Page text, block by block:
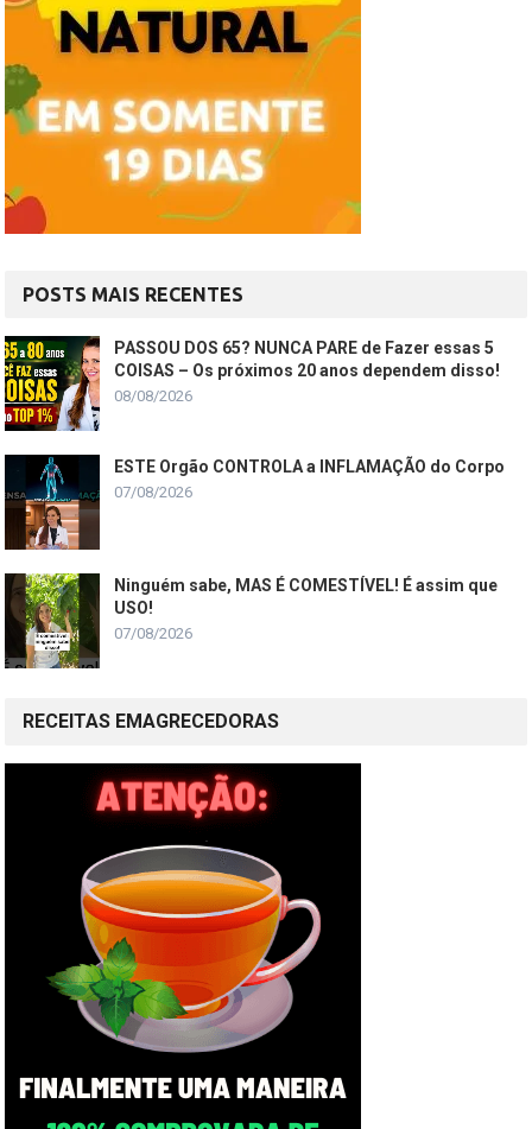
POSTS MAIS RECENTES
PASSOU DOS 65? NUNCA PARE de Fazer essas 5
COISAS – Os próximos 20 anos dependem disso!
08/08/2026
ESTE Orgão CONTROLA a INFLAMAÇÃO do Corpo
07/08/2026
Ninguém sabe, MAS É COMESTÍVEL! É assim que
USO!
07/08/2026
RECEITAS EMAGRECEDORAS